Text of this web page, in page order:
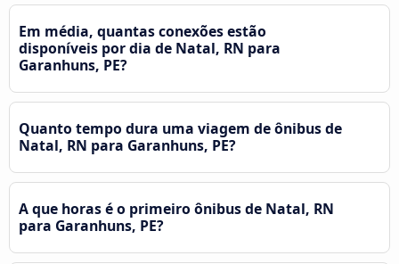
Em média, quantas conexões estão
disponíveis por dia de Natal, RN para
Garanhuns, PE?
Quanto tempo dura uma viagem de ônibus de
Natal, RN para Garanhuns, PE?
A que horas é o primeiro ônibus de Natal, RN
para Garanhuns, PE?